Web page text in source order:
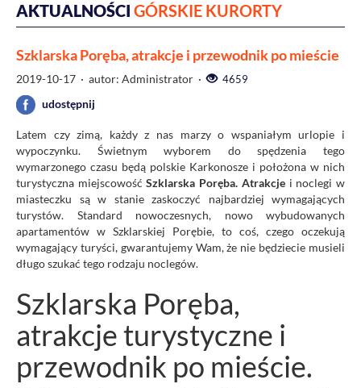
AKTUALNOŚCI GÓRSKIE KURORTY
Szklarska Poręba, atrakcje i przewodnik po mieście
2019-10-17 · autor: Administrator · 4659
udostępnij
Latem czy zimą, każdy z nas marzy o wspaniałym urlopie i
wypoczynku. Świetnym wyborem do spędzenia tego
wymarzonego czasu będą polskie Karkonosze i położona w nich
turystyczna miejscowośćSzklarska Poręba. Atrakcjei noclegi w
miasteczku są w stanie zaskoczyć najbardziej wymagających
turystów. Standard nowoczesnych, nowo wybudowanych
apartamentów w Szklarskiej Porębie, to coś, czego oczekują
wymagający turyści, gwarantujemy Wam, że nie będziecie musieli
długo szukać tego rodzaju noclegów.
Szklarska Poręba,
atrakcje turystyczne i
przewodnik po mieście.